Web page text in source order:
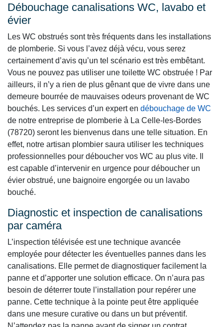
Débouchage canalisations WC, lavabo et
évier
Les WC obstrués sont très fréquents dans les installations
de plomberie. Si vous l’avez déjà vécu, vous serez
certainement d’avis qu’un tel scénario est très embêtant.
Vous ne pouvez pas utiliser une toilette WC obstruée ! Par
ailleurs, il n’y a rien de plus gênant que de vivre dans une
demeure bourrée de mauvaises odeurs provenant de WC
bouchés. Les services d’un expert en débouchage de WC
de notre entreprise de plomberie à La Celle-les-Bordes
(78720) seront les bienvenus dans une telle situation. En
effet, notre artisan plombier saura utiliser les techniques
professionnelles pour déboucher vos WC au plus vite. Il
est capable d’intervenir en urgence pour déboucher un
évier obstrué, une baignoire engorgée ou un lavabo
bouché.
Diagnostic et inspection de canalisations
par caméra
L’inspection télévisée est une technique avancée
employée pour détecter les éventuelles pannes dans les
canalisations. Elle permet de diagnostiquer facilement la
panne et d’apporter une solution efficace. On n’aura pas
besoin de déterrer toute l’installation pour repérer une
panne. Cette technique à la pointe peut être appliquée
dans une mesure curative ou dans un but préventif.